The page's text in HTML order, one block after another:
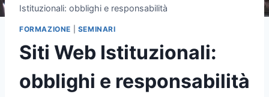
Istituzionali: obblighi e responsabilità
FORMAZIONE SEMINARI
Siti Web Istituzionali:
obblighi e responsabilità